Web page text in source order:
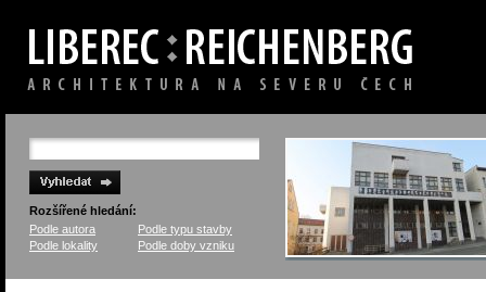
Rozšířené hledání:
Podle autora
Podle typu stavby
Podle lokality
Podle doby vzniku